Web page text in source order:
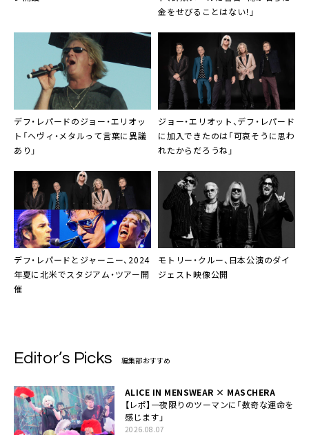
金をせびることはない！」
デフ・レパードのジョー・エリオッ
ト「ヘヴィ・メタルって言葉に異議
あり」
ジョー・エリオット、デフ・レパード
に加入できたのは「可哀そうに思わ
れたからだろうね」
デフ・レパードとジャーニー、2024
年夏に北米でスタジアム・ツアー開
催
モトリー・クルー、日本公演のダイ
ジェスト映像公開
Editor’s Picks 編集部おすすめ
ALICE IN MENSWEAR × MASCHERA
【レポ】一夜限りのツーマンに「数奇な運命を
感じます」
2026.08.07